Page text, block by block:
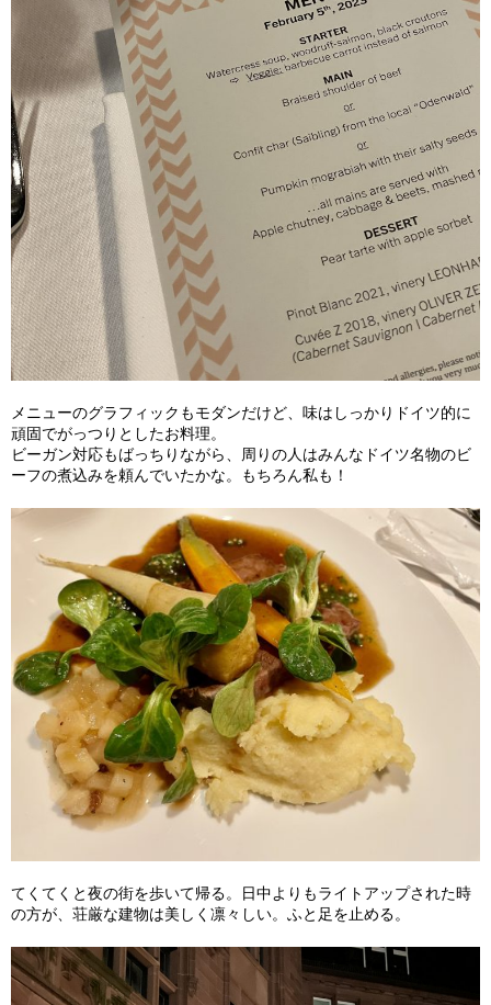
メニューのグラフィックもモダンだけど、味はしっかりドイツ的に
頑固でがっつりとしたお料理。
ビーガン対応もばっちりながら、周りの人はみんなドイツ名物のビ
ーフの煮込みを頼んでいたかな。もちろん私も！
てくてくと夜の街を歩いて帰る。日中よりもライトアップされた時
の方が、荘厳な建物は美しく凛々しい。ふと足を止める。